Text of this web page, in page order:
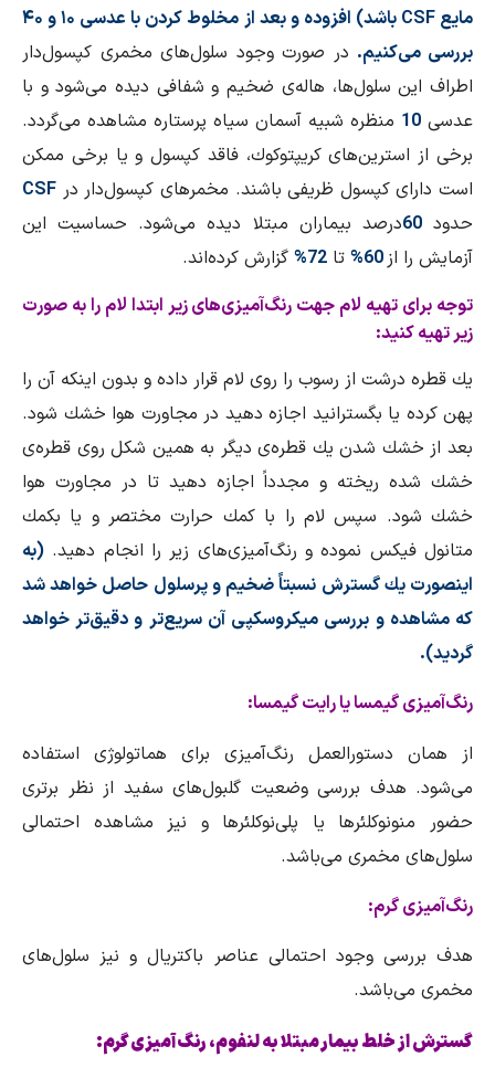
مایع CSF باشد) افزوده و بعد از مخلوط كردن با عدسی ۱۰ و ۴۰
بررسی می‌كنیم. در صورت وجود سلول‌های مخمری كپسول‌دار
اطراف این سلول‌ها، هاله‌ی ضخیم و شفافی دیده می‌شود و با
عدسی 10 منظره شبیه آسمان سیاه پرستاره مشاهده می‌گردد.
برخی از استرین‌های كریپتوكوك، فاقد كپسول و یا برخی ممكن
است دارای كپسول ظریفی باشند. مخمرهای كپسول‌دار در CSF
حدود60درصد بیماران مبتلا دیده می‌شود. حساسیت این
آزمایش را از
تا 72%
گزارش كرده‌اند.
توجه برای تهیه لام جهت رنگ‌آمیزی‌های زیر ابتدا لام را به صورت
زیر تهیه كنید:
یك قطره درشت از رسوب را روی لام قرار داده و بدون اینكه آن را
پهن كرده یا بگسترانید اجازه دهید در مجاورت هوا خشك شود.
بعد از خشك شدن یك قطره‌ی دیگر به همین شكل روی قطره‌ی
خشك شده ریخته و مجدداً اجازه دهید تا در مجاورت هوا
خشك شود. سپس لام را با كمك حرارت مختصر و یا بكمك
متانول فیكس نموده و رنگ‌آمیزی‌های زیر را انجام دهید. (به
اینصورت یك گسترش نسبتاً ضخیم و پرسلول حاصل خواهد شد
كه مشاهده و بررسی میكروسكپی آن سریع‌تر و دقیق‌تر خواهد
گردید).
رنگ‌آمیزی گیمسا یا رایت گیمسا:
از همان دستورالعمل رنگ‌آمیزی برای هماتولوژی استفاده
می‌شود. هدف بررسی وضعیت گلبول‌های سفید از نظر برتری
حضور منونوكلئرها یا پلی‌نوكلئرها و نیز مشاهده احتمالی
سلول‌های مخمری می‌باشد.
رنگ‌آمیزی گرم:
هدف بررسی وجود احتمالی عناصر باكتریال و نیز سلول‌های
مخمری می‌باشد.
گسترش از خلط بیمار مبتلا به لنفوم، رنگ‌آمیزی گرم: